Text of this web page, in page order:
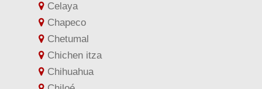
Celaya
Chapeco
Chetumal
Chichen itza
Chihuahua